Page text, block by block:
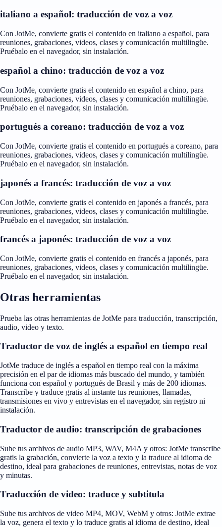
italiano a español: traducción de voz a voz
Con JotMe, convierte gratis el contenido en italiano a español, para
reuniones, grabaciones, videos, clases y comunicación multilingüe.
Pruébalo en el navegador, sin instalación.
español a chino: traducción de voz a voz
Con JotMe, convierte gratis el contenido en español a chino, para
reuniones, grabaciones, videos, clases y comunicación multilingüe.
Pruébalo en el navegador, sin instalación.
portugués a coreano: traducción de voz a voz
Con JotMe, convierte gratis el contenido en portugués a coreano, para
reuniones, grabaciones, videos, clases y comunicación multilingüe.
Pruébalo en el navegador, sin instalación.
japonés a francés: traducción de voz a voz
Con JotMe, convierte gratis el contenido en japonés a francés, para
reuniones, grabaciones, videos, clases y comunicación multilingüe.
Pruébalo en el navegador, sin instalación.
francés a japonés: traducción de voz a voz
Con JotMe, convierte gratis el contenido en francés a japonés, para
reuniones, grabaciones, videos, clases y comunicación multilingüe.
Pruébalo en el navegador, sin instalación.
Otras herramientas
Prueba las otras herramientas de JotMe para traducción, transcripción,
audio, video y texto.
Traductor de voz de inglés a español en tiempo real
JotMe traduce de inglés a español en tiempo real con la máxima
precisión en el par de idiomas más buscado del mundo, y también
funciona con español y portugués de Brasil y más de 200 idiomas.
Transcribe y traduce gratis al instante tus reuniones, llamadas,
transmisiones en vivo y entrevistas en el navegador, sin registro ni
instalación.
Traductor de audio: transcripción de grabaciones
Sube tus archivos de audio MP3, WAV, M4A y otros: JotMe transcribe
gratis la grabación, convierte la voz a texto y la traduce al idioma de
destino, ideal para grabaciones de reuniones, entrevistas, notas de voz
y minutas.
Traducción de video: traduce y subtitula
Sube tus archivos de video MP4, MOV, WebM y otros: JotMe extrae
la voz, genera el texto y lo traduce gratis al idioma de destino, ideal